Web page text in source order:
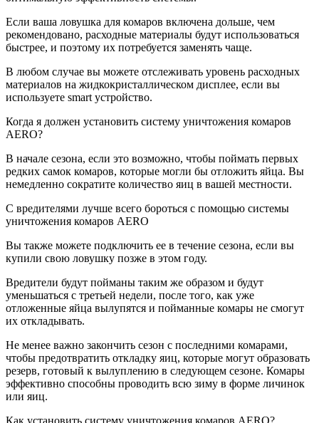
Если ваша ловушка для комаров включена дольше, чем
рекомендовано, расходные материалы будут использоваться
быстрее, и поэтому их потребуется заменять чаще.
В любом случае вы можете отслеживать уровень расходных
материалов на жидкокристаллическом дисплее, если вы
используете smart устройство.
Когда я должен установить систему уничтожения комаров
AERO?
В начале сезона, если это возможно, чтобы поймать первых
редких самок комаров, которые могли бы отложить яйца. Вы
немедленно сократите количество яиц в вашей местности.
С вредителями лучше всего бороться с помощью системы
уничтожения комаров AERO
Вы также можете подключить ее в течение сезона, если вы
купили свою ловушку позже в этом году.
Вредители будут пойманы таким же образом и будут
уменьшаться с третьей недели, после того, как уже
отложенные яйца вылупятся и пойманные комары не смогут
их откладывать.
Не менее важно закончить сезон с последними комарами,
чтобы предотвратить откладку яиц, которые могут образовать
резерв, готовый к вылуплению в следующем сезоне. Комары
эффективно способны проводить всю зиму в форме личинок
или яиц.
Как установить систему уничтожения комаров AERO?